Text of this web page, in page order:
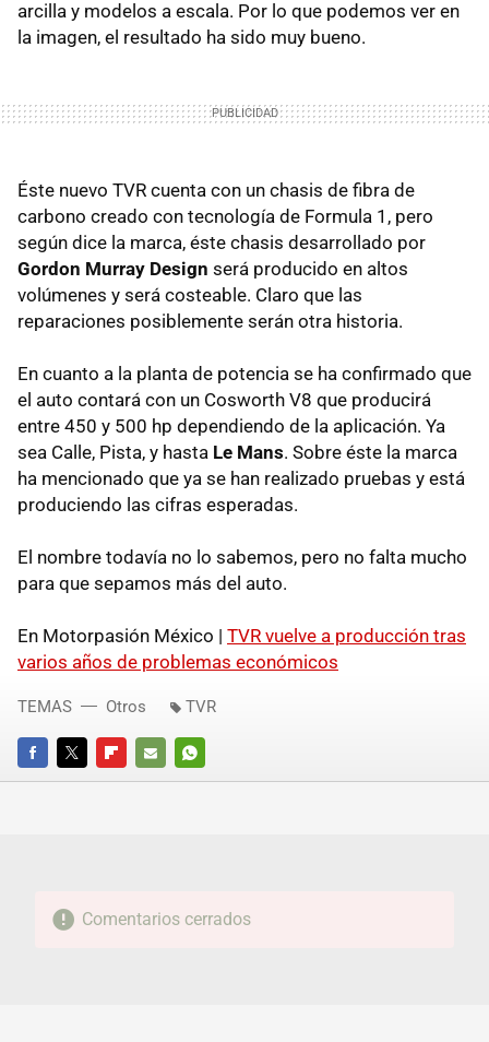
arcilla y modelos a escala. Por lo que podemos ver en
la imagen, el resultado ha sido muy bueno.
Éste nuevo TVR cuenta con un chasis de fibra de
carbono creado con tecnología de Formula 1, pero
según dice la marca, éste chasis desarrollado por
Gordon Murray Design será producido en altos
volúmenes y será costeable. Claro que las
reparaciones posiblemente serán otra historia.
En cuanto a la planta de potencia se ha confirmado que
el auto contará con un Cosworth V8 que producirá
entre 450 y 500 hp dependiendo de la aplicación. Ya
sea Calle, Pista, y hasta Le Mans. Sobre éste la marca
ha mencionado que ya se han realizado pruebas y está
produciendo las cifras esperadas.
El nombre todavía no lo sabemos, pero no falta mucho
para que sepamos más del auto.
En Motorpasión México | TVR vuelve a producción tras
varios años de problemas económicos
FACEBOOKTWITTERFLIPBOARD
E-
WHATSAPP
TEMAS Otros TVR
Comentarios cerrados